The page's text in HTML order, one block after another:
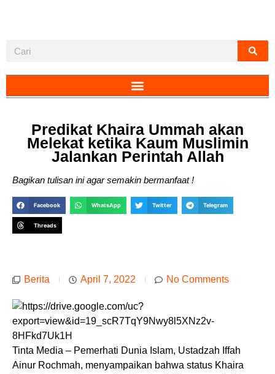
Predikat Khaira Ummah akan
Melekat ketika Kaum Muslimin
Jalankan Perintah Allah
Bagikan tulisan ini agar semakin bermanfaat !
Facebook WhatsApp Twitter Telegram
Threads
Berita April 7, 2022 No Comments
Tinta Media – Pemerhati Dunia Islam, Ustadzah Iffah
Ainur Rochmah, menyampaikan bahwa status Khaira